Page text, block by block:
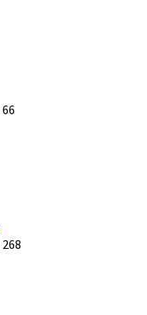
66
268